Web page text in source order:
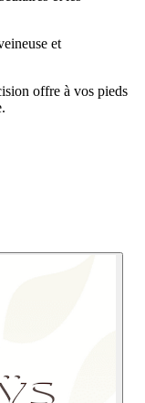
et
offre à vos pieds